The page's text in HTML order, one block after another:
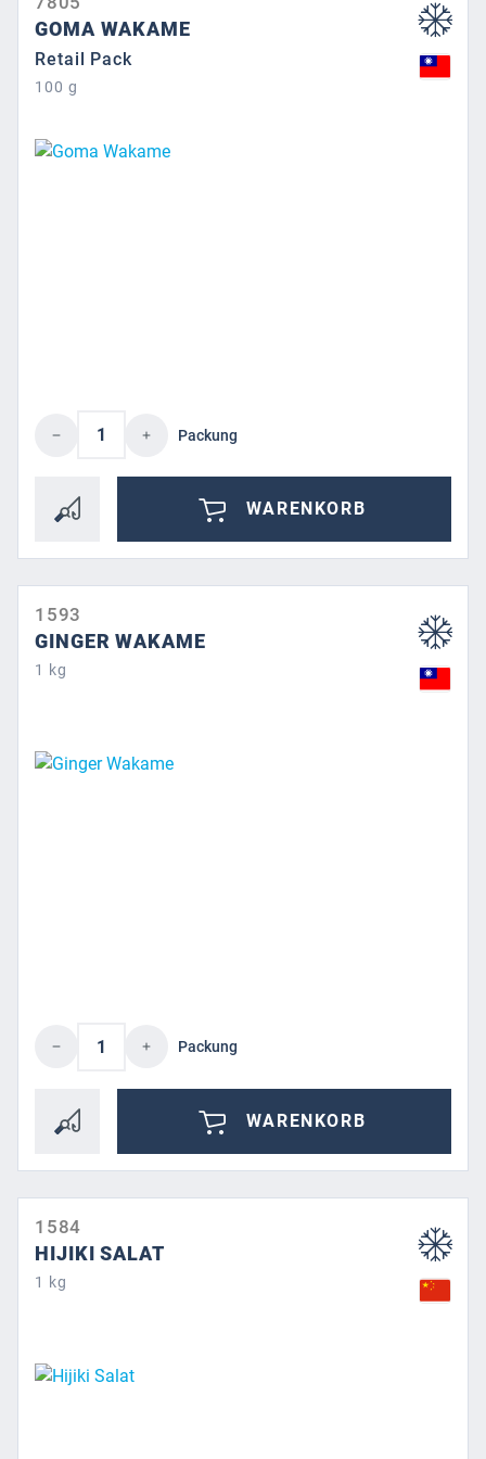
GOMA WAKAME
Retail Pack
100 g
Produkt Anzahl: Gib den gewünschten
Packung
WARENKORB
1593
GINGER WAKAME
1 kg
Produkt Anzahl: Gib den gewünschten
Packung
WARENKORB
1584
HIJIKI SALAT
1 kg